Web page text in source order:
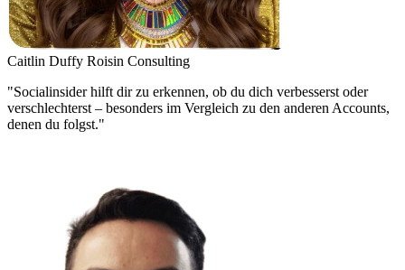
Caitlin Duffy Roisin Consulting
"Socialinsider hilft dir zu erkennen, ob du dich verbesserst oder
verschlechterst – besonders im Vergleich zu den anderen Accounts,
denen du folgst."